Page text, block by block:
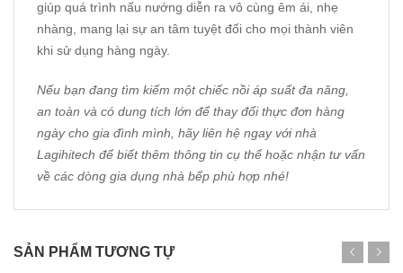
giúp quá trình nấu nướng diễn ra vô cùng êm ái, nhẹ
nhàng, mang lại sự an tâm tuyệt đối cho mọi thành viên
khi sử dụng hàng ngày.
Nếu bạn đang tìm kiếm một chiếc nồi áp suất đa năng,
an toàn và có dung tích lớn để thay đổi thực đơn hàng
ngày cho gia đình mình, hãy liên hệ ngay với nhà
Lagihitech để biết thêm thông tin cụ thể hoặc nhận tư vấn
về các dòng gia dụng nhà bếp phù hợp nhé!
SẢN PHẨM TƯƠNG TỰ